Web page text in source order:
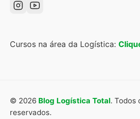
Cursos na área da Logística:
© 2026 Blog Logística Total. Todos
reservados.